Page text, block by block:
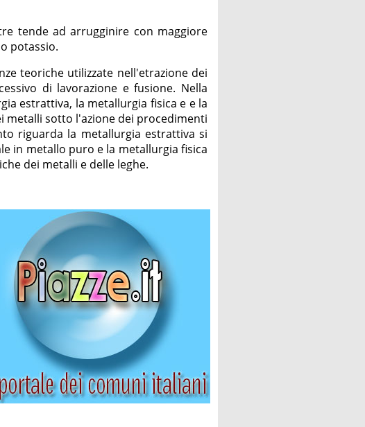
tende ad arrugginire con maggiore
potassio.
teoriche utilizzate nell'etrazione dei
di lavorazione e fusione. Nella
estrattiva, la metallurgia fisica e e la
metalli sotto l'azione dei procedimenti
riguarda la metallurgia estrattiva si
in metallo puro e la metallurgia fisica
dei metalli e delle leghe.